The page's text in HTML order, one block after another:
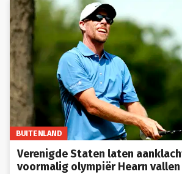
BUITENLAND
Verenigde Staten laten
voormalig olympiër Hearn vallen